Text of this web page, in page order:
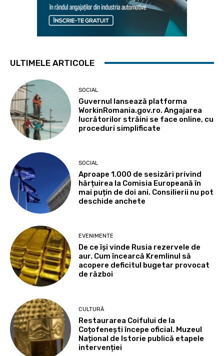
ULTIMELE ARTICOLE
SOCIAL
Guvernul lansează platforma
WorkinRomania.gov.ro. Angajarea
lucrătorilor străini se face online, cu
proceduri simplificate
SOCIAL
Aproape 1.000 de sesizări privind
hărțuirea la Comisia Europeană în
mai puțin de doi ani. Consilierii nu pot
deschide anchete
EVENIMENTE
De ce își vinde Rusia rezervele de
aur. Cum încearcă Kremlinul să
acopere deficitul bugetar provocat
de război
CULTURĂ
Restaurarea Coifului de la
Coțofenești începe oficial. Muzeul
Național de Istorie publică etapele
intervenției